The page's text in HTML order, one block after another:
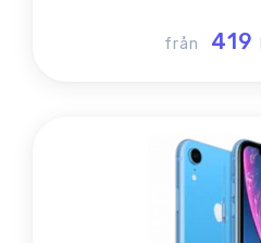
från 419